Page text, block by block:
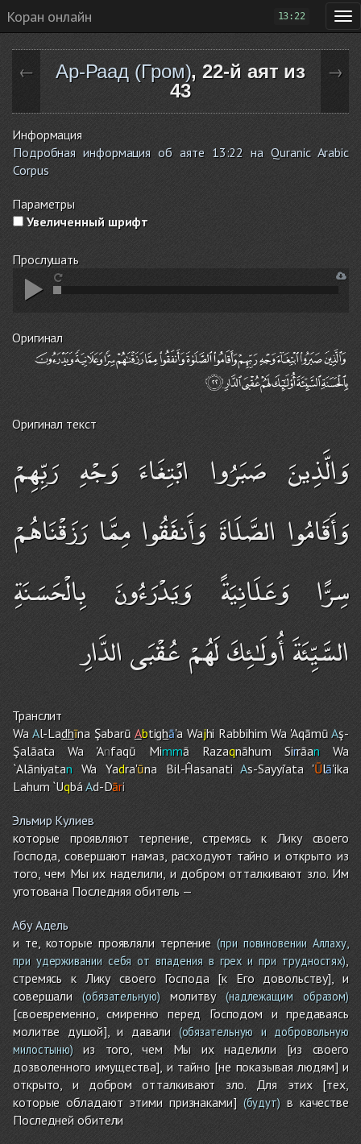
Коран онлайн 13:22
← Ар-Раад (Гром), 22-й аят из
43
→
Информация
Подробная информация об аяте 13:22 на Quranic Arabic
Corpus
Параметры
Увеличенный шрифт
Прослушать
Оригинал
Оригинал текст
وَالَّذِينَ صَبَرُوا ابْتِغَاءَ وَجْهِ رَبِّهِمْ
وَأَقَامُوا الصَّلَاةَ وَأَنفَقُوا مِمَّا رَزَقْنَاهُمْ
سِرًّا وَعَلَانِيَةً وَيَدْرَءُونَ بِالْحَسَنَةِ
السَّيِّئَةَ أُولَـٰئِكَ لَهُمْ عُقْبَى الدَّارِ
Транслит
WaAl-Ladhīna Şabarū Abtighā'a Wajhi RabbihimWa 'AqāmūAş-
Şalāata Wa 'Anfaqū Mimmā RazaqnāhumSirrāan Wa
`AlāniyatanWa Yadra'ūna Bil-ĤasanatiAs-Sayyi'ata 'Ūlā'ika
Lahum`UqbáAd-Dāri
Эльмир Кулиев
которые проявляют терпение, стремясь к Лику своего
Господа, совершают намаз, расходуют тайно и открыто из
того, чем Мы их наделили, и добром отталкивают зло. Им
уготована Последняя обитель —
Абу Адель
и те, которые проявляли терпение (при повиновении Аллаху,
при удерживании себя от впадения в грех и при трудностях)
стремясь к Лику своего Господа [к Его довольству], и
совершали (обязательную)молитву(надлежащим образом)
[своевременно, смиренно перед Господом и предаваясь
молитве душой], и давали (обязательную и добровольную
милостыню) из того, чем Мы их наделили [из своего
дозволенного имущества], и тайно [не показывая людям] и
открыто, и добром отталкивают зло. Для этих [тех,
которые обладают этими признаками](будут) в качестве
Последней обители